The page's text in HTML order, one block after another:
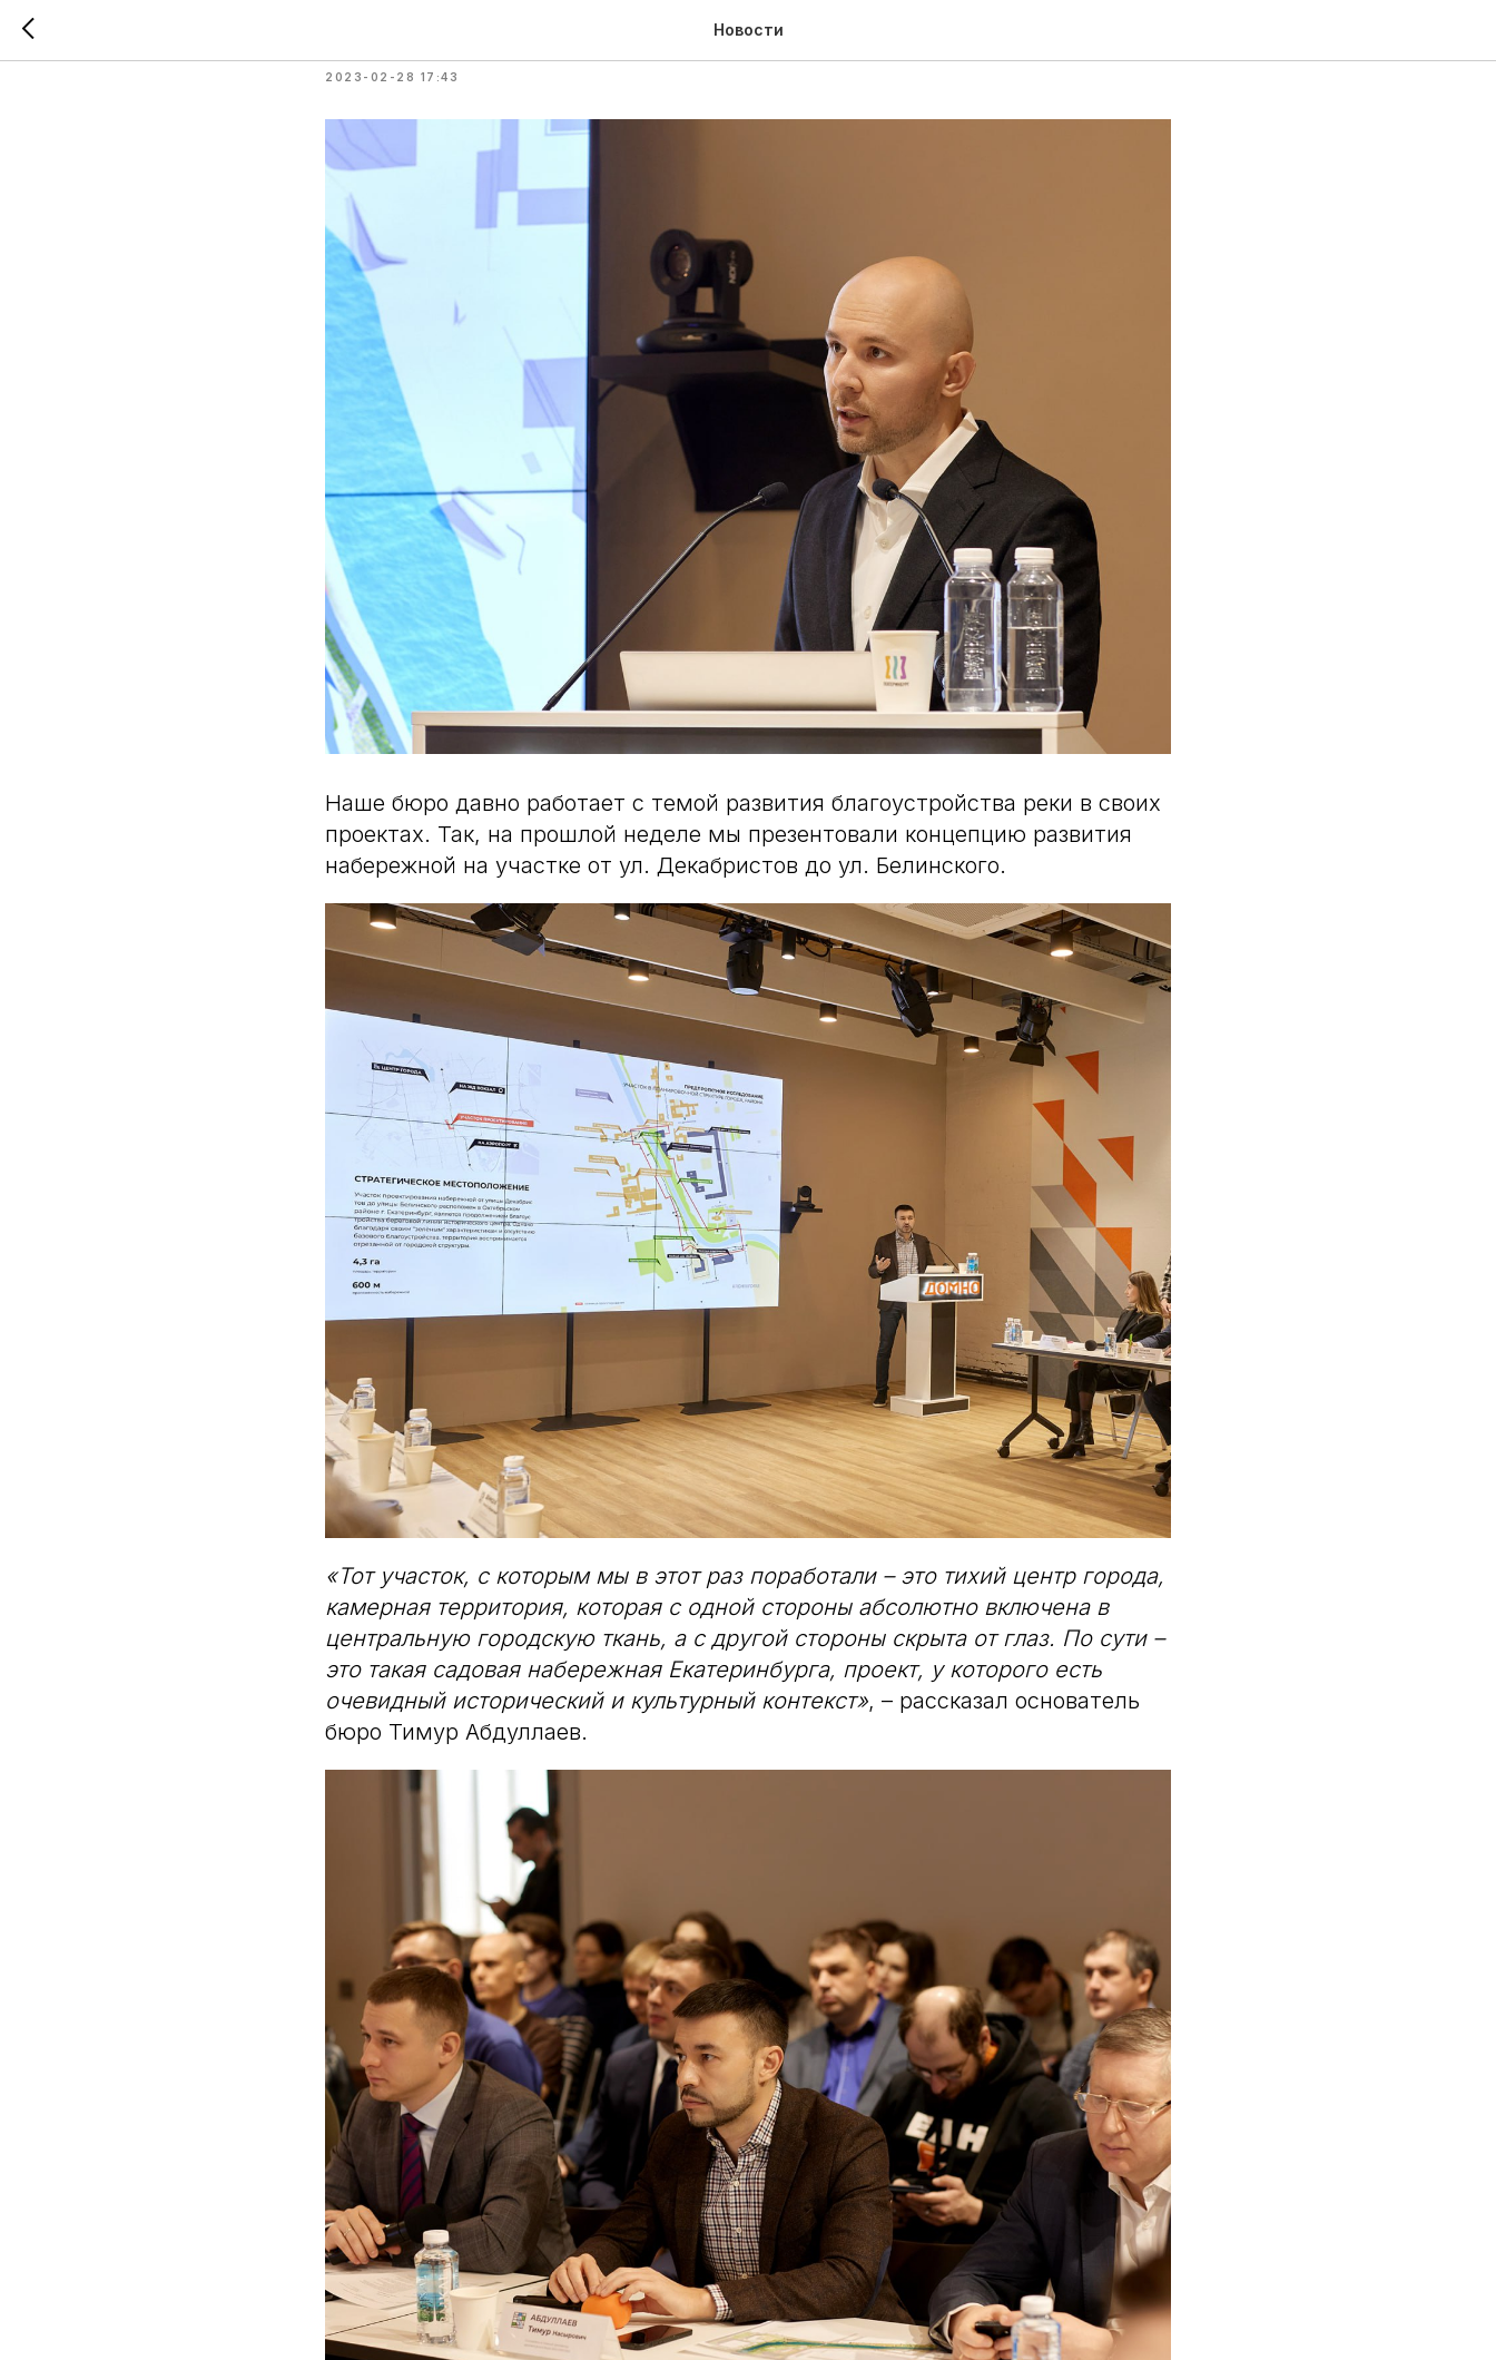
Новости
2023-02-28 17:43
Наше бюро давно работает с темой развития благоустройства реки в своих
проектах. Так, на прошлой неделе мы презентовали концепцию развития
набережной на участке от ул. Декабристов до ул. Белинского.
«Тот участок, с которым мы в этот раз поработали – это тихий центр города,
камерная территория, которая с одной стороны абсолютно включена в
центральную городскую ткань, а с другой стороны скрыта от глаз. По сути –
это такая садовая набережная Екатеринбурга, проект, у которого есть
очевидный исторический и культурный контекст», – рассказал основатель
бюро Тимур Абдуллаев.